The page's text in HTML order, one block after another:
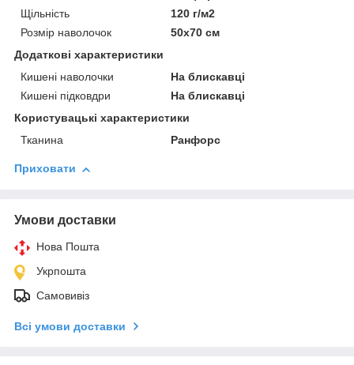
Щільність
120 г/м2
Розмір наволочок
50х70 см
Додаткові характеристики
Кишені наволочки
На блискавці
Кишені підковдри
На блискавці
Користувацькi характеристики
Тканина
Ранфорс
Приховати
Умови доставки
Нова Пошта
Укрпошта
Самовивіз
Всі умови доставки